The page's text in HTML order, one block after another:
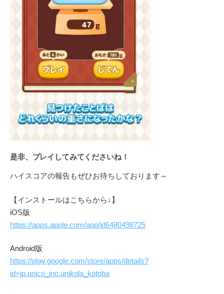
是非、プレイしてみてくださいね！
ハイスコアの報告もぜひお待ちしております～
【インストールはこちらから↓】
iOS版
https://apps.apple.com/app/id6480498725
Android版
https://play.google.com/store/apps/details?
id=jp.unico_inc.unikola_kotoba